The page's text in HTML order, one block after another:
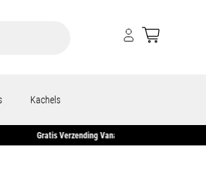
Kachels
Gratis Verzending Vanaf €50